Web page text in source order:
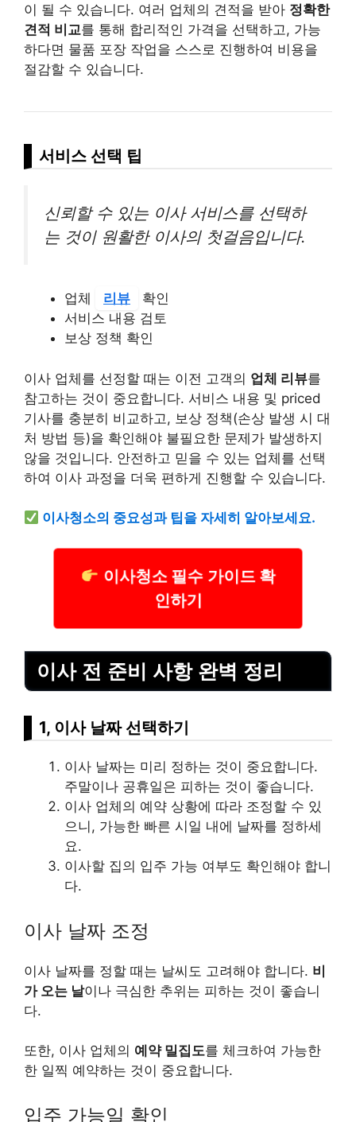
이 될 수 있습니다. 여러 업체의 견적을 받아 정확한
견적 비교를 통해 합리적인 가격을 선택하고, 가능
하다면 물품 포장 작업을 스스로 진행하여 비용을
절감할 수 있습니다.
서비스 선택 팁
신뢰할 수 있는 이사 서비스를 선택하
는 것이 원활한 이사의 첫걸음입니다.
업체 리뷰
확인
서비스 내용 검토
보상 정책 확인
이사 업체를 선정할 때는 이전 고객의 업체 리뷰를
참고하는 것이 중요합니다. 서비스 내용 및 priced
기사를 충분히 비교하고, 보상 정책(손상 발생 시 대
처 방법 등)을 확인해야 불필요한 문제가 발생하지
않을 것입니다. 안전하고 믿을 수 있는 업체를 선택
하여 이사 과정을 더욱 편하게 진행할 수 있습니다.
이사청소의 중요성과 팁을 자세히 알아보세요.
이사청소 필수 가이드 확
인하기
이사 전 준비 사항 완벽 정리
1, 이사 날짜 선택하기
이사 날짜는 미리 정하는 것이 중요합니다.
주말이나 공휴일은 피하는 것이 좋습니다.
이사 업체의 예약 상황에 따라 조정할 수 있
으니, 가능한 빠른 시일 내에 날짜를 정하세
요.
이사할 집의 입주 가능 여부도 확인해야 합니
다.
이사 날짜 조정
이사 날짜를 정할 때는 날씨도 고려해야 합니다. 비
가 오는 날이나 극심한 추위는 피하는 것이 좋습니
다.
또한, 이사 업체의 예약 밀집도를 체크하여 가능한
한 일찍 예약하는 것이 중요합니다.
입주 가능일 확인